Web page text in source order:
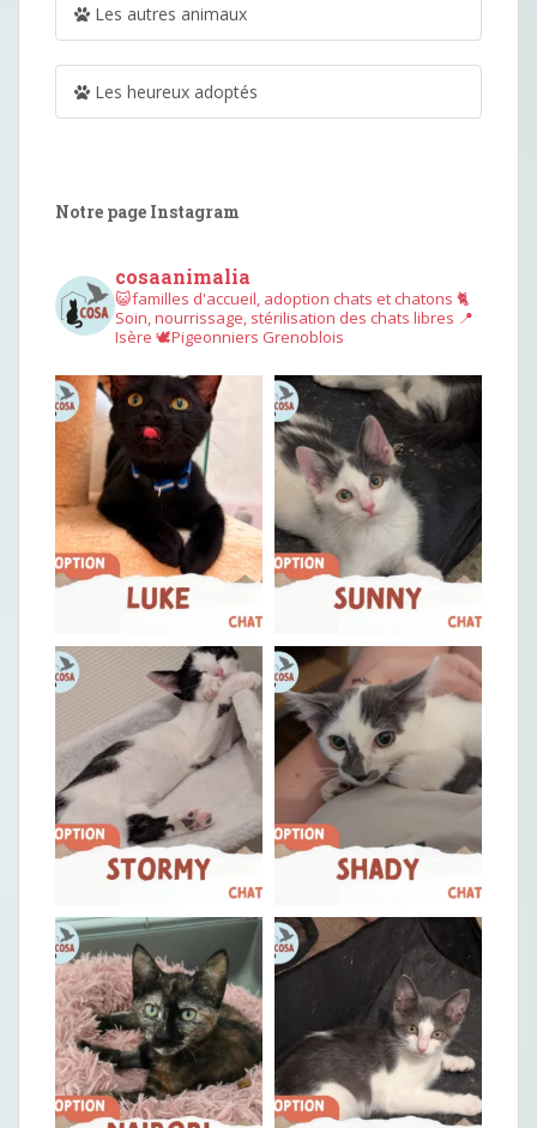
Les autres animaux
Les heureux adoptés
Notre page Instagram
cosaanimalia
😺familles d'accueil, adoption chats et chatons 🐈
Soin, nourrissage, stérilisation des chats libres 📍
Isère 🕊︎Pigeonniers Grenoblois